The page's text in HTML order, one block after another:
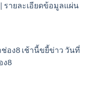
| รายละเอียดข้อมูลแผ่น
ช่อง8 เช้านี้ขยี้ข่าว วันที่
ง8